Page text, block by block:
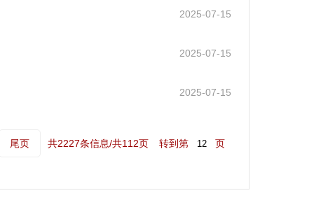
2025-07-15
2025-07-15
2025-07-15
尾页 共2227条信息/共112页 转到第 页